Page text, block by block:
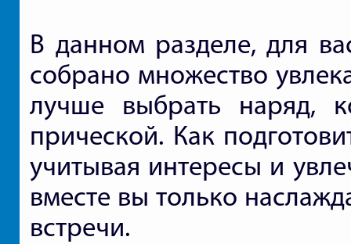
В данном разделе, для
собрано множество
лучше выбрать наряд,
прической. Как
учитывая интересы и
вместе вы только
встречи.